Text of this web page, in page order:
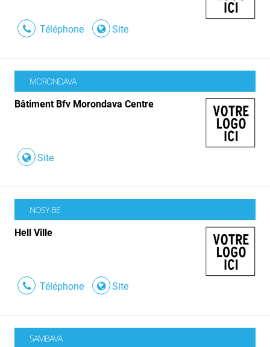
Téléphone Site
MORONDAVA
Bâtiment Bfv Morondava Centre
Site
NOSY-BE
Hell Ville
Téléphone Site
SAMBAVA